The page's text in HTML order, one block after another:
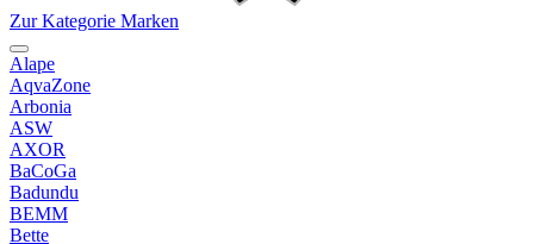
Zur Kategorie Marken
Alape
AqvaZone
Arbonia
ASW
AXOR
BaCoGa
Badundu
BEMM
Bette